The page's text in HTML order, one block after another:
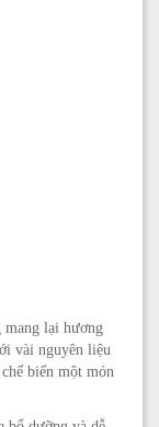
lại hương
vài nguyên liệu
biến một món